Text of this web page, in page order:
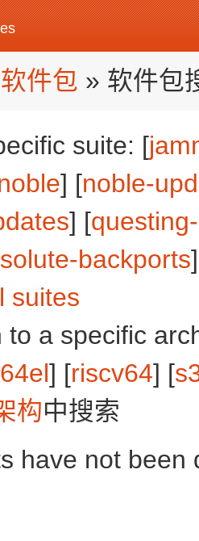
软件包 » 软件包
suite: [
] [noble-
] [
backports
suites
to a specific
] [riscv64] [
构中搜索
have not been